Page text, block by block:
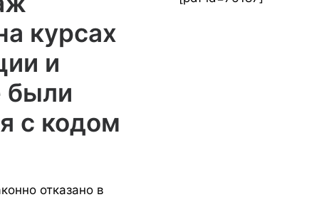
курсах
и
были
с кодом
отказано в